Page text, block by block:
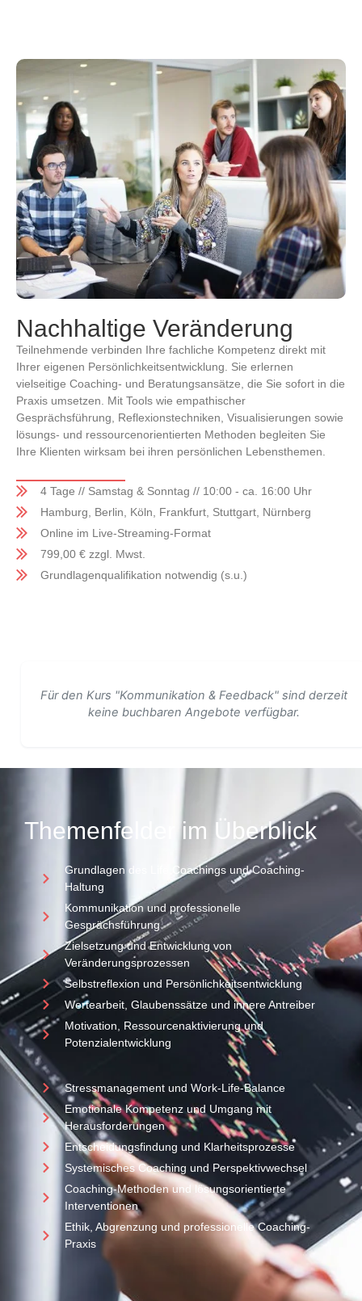
Nachhaltige Veränderung
Teilnehmende verbinden Ihre fachliche Kompetenz direkt mit
Ihrer eigenen Persönlichkeitsentwicklung. Sie erlernen
vielseitige Coaching- und Beratungsansätze, die Sie sofort in die
Praxis umsetzen. Mit Tools wie empathischer
Gesprächsführung, Reflexionstechniken, Visualisierungen sowie
lösungs- und ressourcenorientierten Methoden begleiten Sie
Ihre Klienten wirksam bei ihren persönlichen Lebensthemen.
4 Tage // Samstag & Sonntag // 10:00 - ca. 16:00 Uhr
Hamburg, Berlin, Köln, Frankfurt, Stuttgart, Nürnberg
Online im Live-Streaming-Format
799,00 € zzgl. Mwst.
Grundlagenqualifikation notwendig (s.u.)
Für den Kurs "Kommunikation & Feedback" sind derzeit
keine buchbaren Angebote verfügbar.
Themenfelder im Überblick
Grundlagen des Life Coachings und Coaching-
Haltung
Kommunikation und professionelle
Gesprächsführung
Zielsetzung und Entwicklung von
Veränderungsprozessen
Selbstreflexion und Persönlichkeitsentwicklung
Wertearbeit, Glaubenssätze und innere Antreiber
Motivation, Ressourcenaktivierung und
Potenzialentwicklung
Stressmanagement und Work-Life-Balance
Emotionale Kompetenz und Umgang mit
Herausforderungen
Entscheidungsfindung und Klarheitsprozesse
Systemisches Coaching und Perspektivwechsel
Coaching-Methoden und lösungsorientierte
Interventionen
Ethik, Abgrenzung und professionelle Coaching-
Praxis